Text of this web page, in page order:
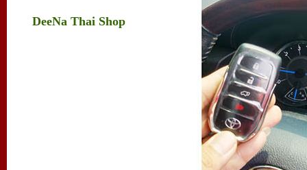
DeeNa Thai Shop